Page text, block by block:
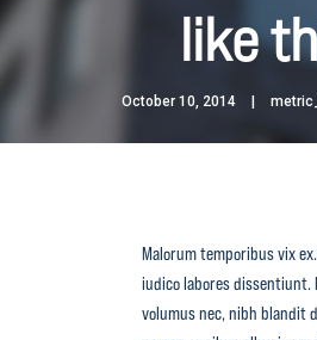
like
October 10, 2014
Malorum temporibus vix
iudico labores dissentiunt.
volumus nec, nibh blandit